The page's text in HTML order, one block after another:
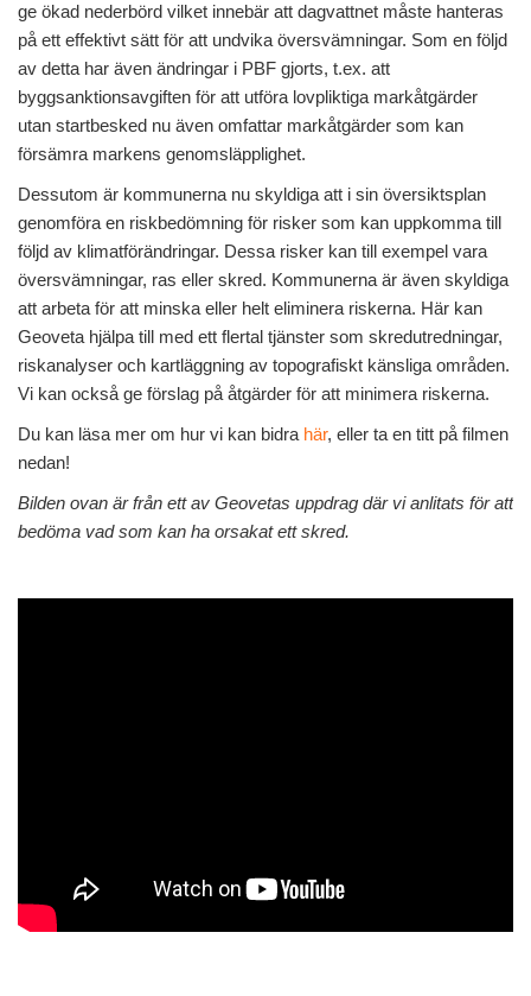
ge ökad nederbörd vilket innebär att dagvattnet måste hanteras
på ett effektivt sätt för att undvika översvämningar. Som en följd
av detta har även ändringar i PBF gjorts, t.ex. att
byggsanktionsavgiften för att utföra lovpliktiga markåtgärder
utan startbesked nu även omfattar markåtgärder som kan
försämra markens genomsläpplighet.
Dessutom är kommunerna nu skyldiga att i sin översiktsplan
genomföra en riskbedömning för risker som kan uppkomma till
följd av klimatförändringar. Dessa risker kan till exempel vara
översvämningar, ras eller skred. Kommunerna är även skyldiga
att arbeta för att minska eller helt eliminera riskerna. Här kan
Geoveta hjälpa till med ett flertal tjänster som skredutredningar,
riskanalyser och kartläggning av topografiskt känsliga områden.
Vi kan också ge förslag på åtgärder för att minimera riskerna.
Du kan läsa mer om hur vi kan bidra här, eller ta en titt på filmen
nedan!
Bilden ovan är från ett av Geovetas uppdrag där vi anlitats för att
bedöma vad som kan ha orsakat ett skred.